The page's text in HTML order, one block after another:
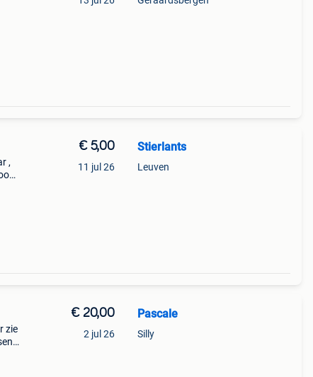
,
€ 5,00
11 jul 26
Stierlants
Leuven
zie
€ 20,00
2 jul 26
Pascale
Silly